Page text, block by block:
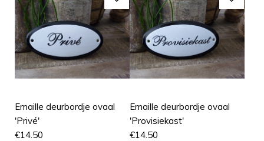
Emaille deurbordje ovaal
'Privé'
€14.50
Emaille deurbordje ovaal
'Provisiekast'
€14.50